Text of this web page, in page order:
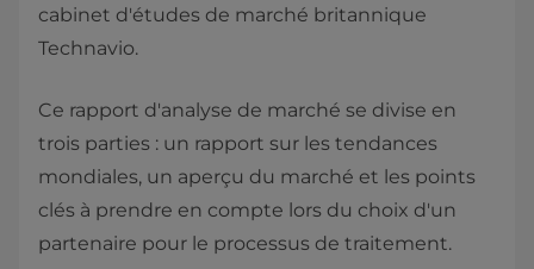
cabinet d'études de marché britannique
Technavio.
Ce rapport d'analyse de marché se divise en
trois parties : un rapport sur les tendances
mondiales, un aperçu du marché et les points
clés à prendre en compte lors du choix d'un
partenaire pour le processus de traitement.